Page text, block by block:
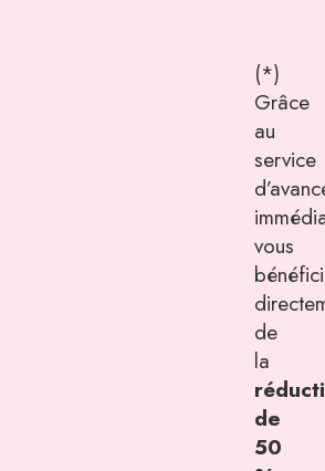
(*)
Grâce
au
service
vous
de
la
de
50